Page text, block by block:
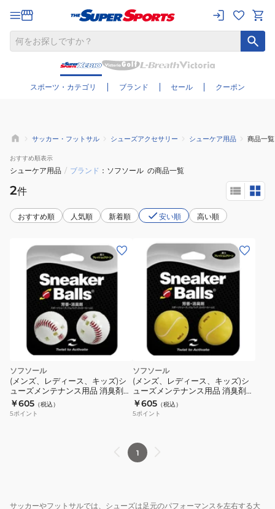
スポーツ・カテゴリ ブランド セール クーポン
さらに絞り込む
サッカー・フットサル シューズアクセサリー シューケア用品 商品一覧
おすすめ順表示
シューケア用品 / ブランド ソフソール の商品一覧
2件
おすすめ順 人気順 新着順 安い順 高い順
ソフソール
(メンズ、レディース、キッズ)シ
ューズメンテナンス用品 消臭剤
スニーカーボール 87703 ベース
ボール
￥605 （税込）
5ポイント
ソフソール
(メンズ、レディース、キッズ)シ
ューズメンテナンス用品 消臭剤
スニーカーボール 87707 テニス
￥605 （税込）
5ポイント
1
サッカーやフットサルでは、シューズは足元のパフォーマンスを左右する大